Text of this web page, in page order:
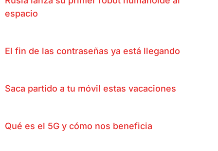
espacio
El fin de las contraseñas ya está llegando
Saca partido a tu móvil estas vacaciones
Qué es el 5G y cómo nos beneficia